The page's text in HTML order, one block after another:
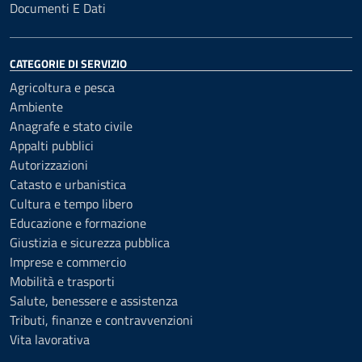
Documenti E Dati
CATEGORIE DI SERVIZIO
Agricoltura e pesca
Ambiente
Anagrafe e stato civile
Appalti pubblici
Autorizzazioni
Catasto e urbanistica
Cultura e tempo libero
Educazione e formazione
Giustizia e sicurezza pubblica
Imprese e commercio
Mobilità e trasporti
Salute, benessere e assistenza
Tributi, finanze e contravvenzioni
Vita lavorativa